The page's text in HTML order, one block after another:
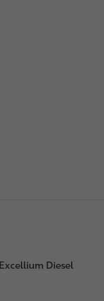
Excellium Diesel